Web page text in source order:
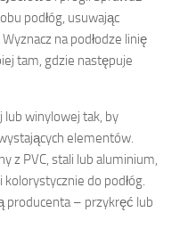
podłóg, usuwając
na podłodze linię
tam, gdzie następuje
lub winylowej tak, by
elementów.
z PVC, stali lub aluminium,
do podłóg.
producenta – przykręć lub